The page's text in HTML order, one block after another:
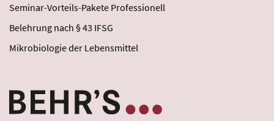
Seminar-Vorteils-Pakete Professionell
Belehrung nach § 43 IFSG
Mikrobiologie der Lebensmittel